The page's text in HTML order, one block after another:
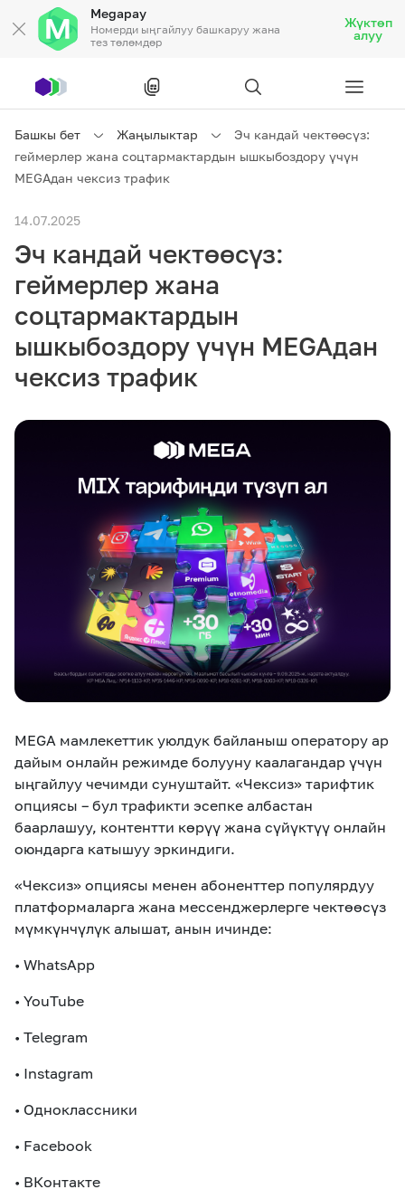
Megapay
Номерди ыңгайлуу башкаруу жана
тез төлөмдөр
Жүктөп
алуу
Жеке кардарларга
Жеке кардарларга
Ишкердик үчүн
Байланыш
Тарифтер Акциялар
Кызматтар
Көңүл ачуучу Соц. тармактар
Чалуулар жана
Номерди тандоо SIM жеткирүү
Жаңылыктар MEGAда иште
Кызмат көрсөтүүлөр
Башкы бет Жаңылыктар
Эч кандай чектөөсүз:
геймерлер жана соцтармактардын ышкыбоздору үчүн
MEGAдан чексиз трафик
14.07.2025
Эч кандай чектөөсүз:
геймерлер жана
соцтармактардын
ышкыбоздору үчүн MEGAдан
чексиз трафик
MEGA мамлекеттик уюлдук байланыш оператору ар
дайым онлайн режимде болууну каалагандар үчүн
ыңгайлуу чечимди сунуштайт. «Чексиз» тарифтик
опциясы – бул трафикти эсепке албастан
баарлашуу, контентти көрүү жана сүйүктүү онлайн
оюндарга катышуу эркиндиги.
«Чексиз» опциясы менен абоненттер популярдуу
платформаларга жана мессенджерлерге чектөөсүз
мүмкүнчүлүк алышат, анын ичинде:
• WhatsApp
• YouTube
• Telegram
• Instagram
• Одноклассники
• Facebook
• ВКонтакте